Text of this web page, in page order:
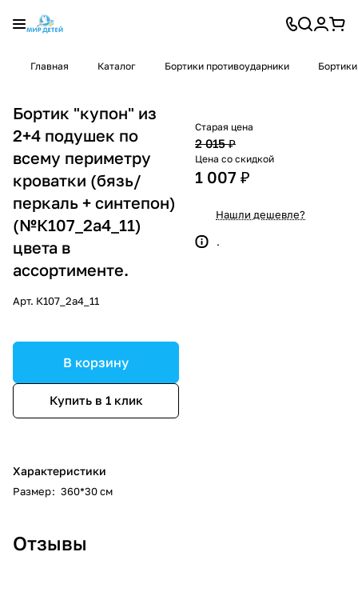
Главная Каталог Бортики противоударники
Бортик "купон" из
2+4 подушек по
всему периметру
кроватки (бязь/
перкаль + синтепон)
(№К107_2а4_11)
цвета в
ассортименте.
Арт. К107_2а4_11
В корзину
Купить в 1 клик
Характеристики
Размер: 360*30 см
Старая цена
2 015 ₽
Цена со скидкой
1 007 ₽
Нашли дешевле?
.
Отзывы